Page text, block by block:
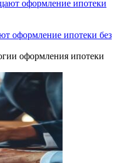
оформление ипотеки без
оформления ипотеки